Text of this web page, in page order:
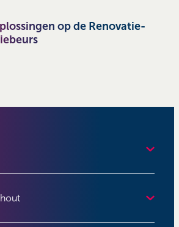
op de Renovatie-